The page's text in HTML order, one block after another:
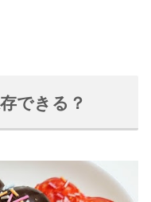
できる？